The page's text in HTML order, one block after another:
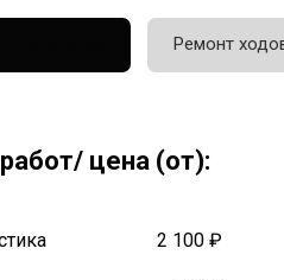
Ремонт
цена (от):
2 100 ₽